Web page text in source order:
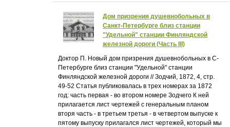
Дом призрения душевнобольных в
Санкт-Петербурге близ станции
"Удельной" станции Финляндской
железной дороги (Часть III)
Доктор П. Новый дом призрения душевнобольных в С-
Петербурге близ станции "Удельной" станции
Финляндской железной дороги // Зодчий, 1872, 4, стр.
49-52 Статья публиковалась в трех номерах за 1872
год: часть первая - во втором номере Зодчего К ней
прилагается лист чертежей с генеральным планом
вторя часть - в третьем третья - в четвертом выпуске к
пятому выпуску прилагался лист чертежей, который мы